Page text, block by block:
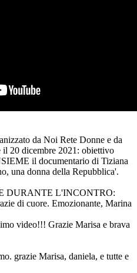
da Noi Rete Donne e da
20 dicembre 2021: obiettivo
il documentario di Tiziana
una donna della Repubblica'.
DURANTE L'INCONTRO:
di cuore. Emozionante, Marina
video!!! Grazie Marisa e brava
grazie Marisa, daniela, e tutte e